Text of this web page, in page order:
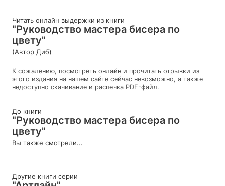
Читать онлайн выдержки из книги
"Руководство мастера бисера по
цвету"
(Автор Диб)
К сожалению, посмотреть онлайн и прочитать отрывки из
этого издания на нашем сайте сейчас невозможно, а также
недоступно скачивание и распечка PDF-файл.
До книги
"Руководство мастера бисера по
цвету"
Вы также смотрели...
Другие книги серии